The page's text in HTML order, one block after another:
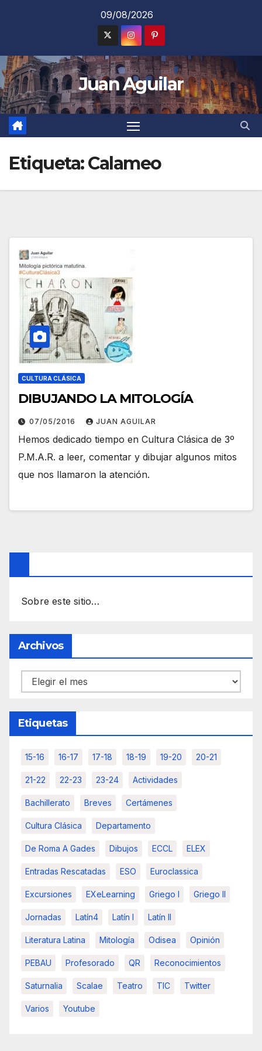
09/08/2026
Juan Aguilar
Etiqueta:Calameo
CULTURA CLÁSICA
DIBUJANDO LA MITOLOGÍA
07/05/2016 JUAN AGUILAR
Hemos dedicado tiempo en Cultura Clásica de 3º
P.M.A.R. a leer, comentar y dibujar algunos mitos
que nos llamaron la atención.
Sobre este sitio…
Archivos
Archivos
Etiquetas
15-16 16-17 17-18 18-19 19-20 20-21
21-22 22-23 23-24 Actividades
Bachillerato Breves Certámenes
Cultura Clásica Departamento
De Roma A Gades Dibujos ECCL ELEX
Entradas Rescatadas ESO Euroclassica
Excursiones EXeLearning Griego I Griego II
Jornadas Latín4 Latín I Latín II
Literatura Latina Mitología Odisea Opinión
PEBAU Profesorado QR Reconocimientos
Saturnalia Scalae Teatro TIC Twitter
Varios Youtube